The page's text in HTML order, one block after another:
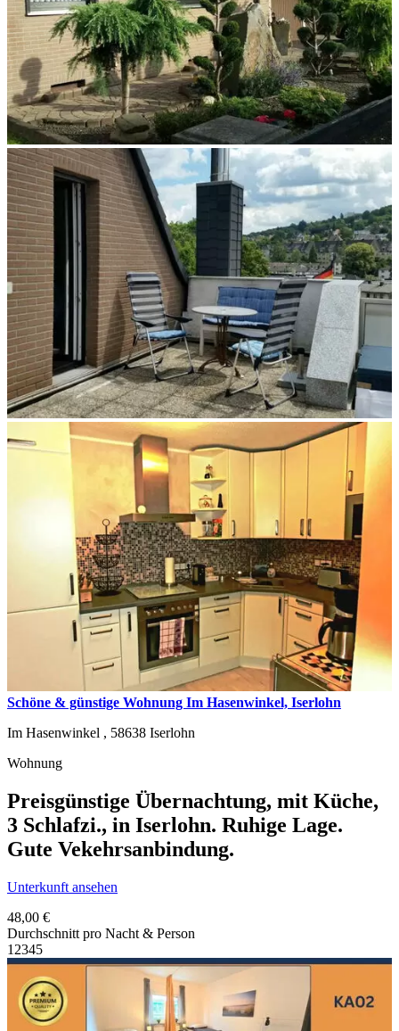
Schöne & günstige Wohnung Im Hasenwinkel, Iserlohn
Im Hasenwinkel , 58638 Iserlohn
Wohnung
Preisgünstige Übernachtung, mit Küche,
3 Schlafzi., in Iserlohn. Ruhige Lage.
Gute Vekehrsanbindung.
Unterkunft ansehen
48,00 €
Durchschnitt pro Nacht & Person
1 2345